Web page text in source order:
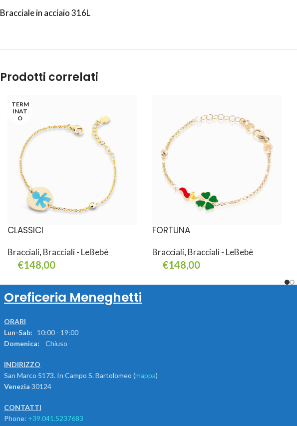
Bracciale in acciaio 316L
Prodotti correlati
TERM
INAT
O
CLASSICI
Bracciali, Bracciali - LeBebè
€148,00
FORTUNA
Bracciali, Bracciali - LeBebè
€148,00
Oreficeria Meneghetti
ORARI
Lun-Sab: 10:00 - 19:00
Domenica:
Chiuso
INDIRIZZO
San Marco 5173. In Campo S. Bartolomeo (mappa)
Venezia 30124
CONTATTI
Phone: +39.041.5237683